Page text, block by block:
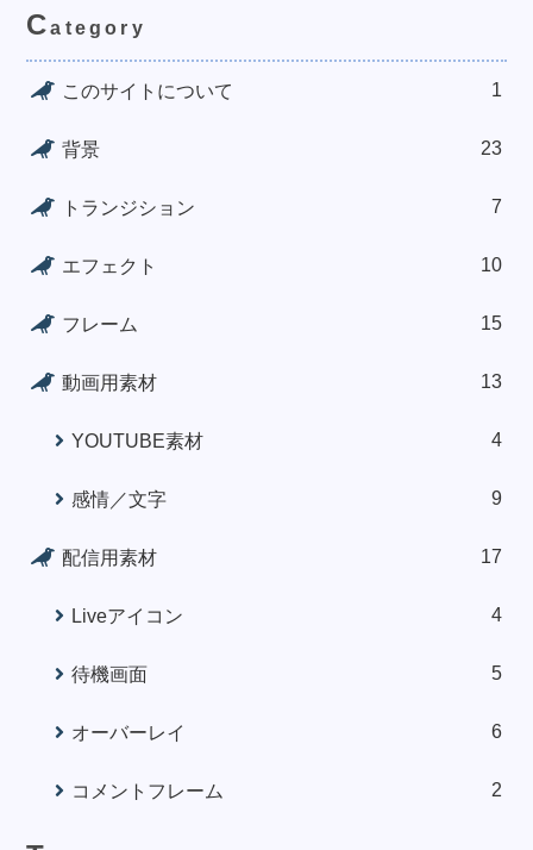
Category
このサイトについて 1
背景 23
トランジション 7
エフェクト 10
フレーム 15
動画用素材 13
YOUTUBE素材 4
感情／文字 9
配信用素材 17
Liveアイコン 4
待機画面 5
オーバーレイ 6
コメントフレーム 2